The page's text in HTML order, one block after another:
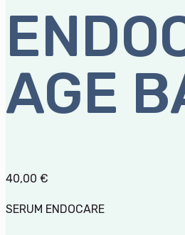
AGE
40,00 €
SERUM ENDOCARE